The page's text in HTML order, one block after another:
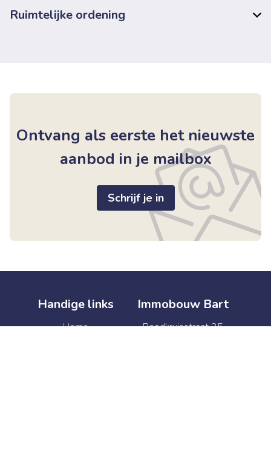
Ruimtelijke ordening
Ontvang als eerste het nieuwste
aanbod in je mailbox
Schrijf je in
Handige links
Home
Immobouw Bart
Roodkruisstraat 25